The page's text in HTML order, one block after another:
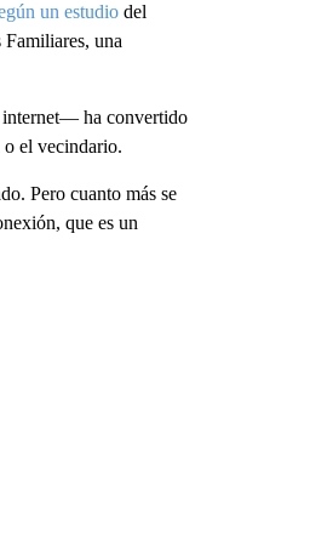
un estudiodel
una
internet— ha convertido
o el vecindario.
Pero cuanto más se
que es un